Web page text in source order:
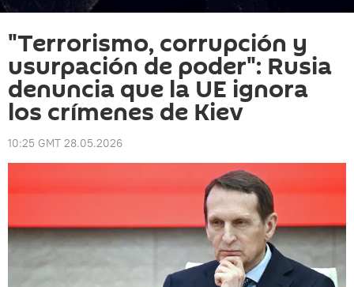
"Terrorismo, corrupción y
usurpación de poder": Rusia
denuncia que la UE ignora
los crímenes de Kiev
10:25 GMT 28.05.2026